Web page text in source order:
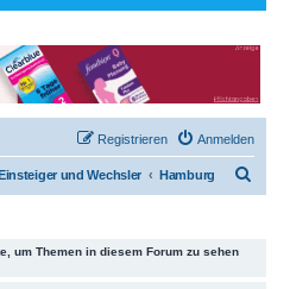
Anmelden
Registrieren
und Wechsler Hamburg
um Themen in diesem Forum zu sehen